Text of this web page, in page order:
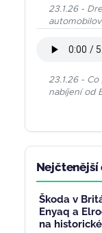
23.1.26 -
23.1.26 -
nabíjení od
Nejčtenější
Škoda v
Enyaq a
na